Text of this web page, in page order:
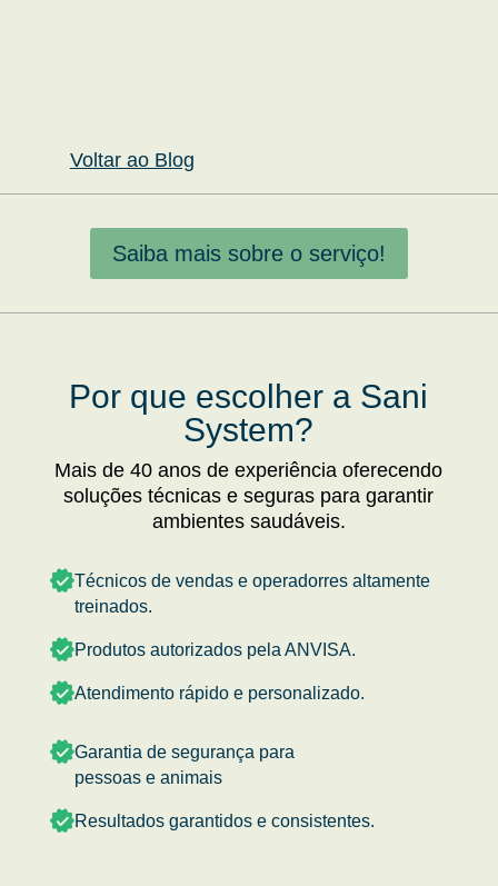
Voltar ao Blog
Saiba mais sobre o serviço!
Por que escolher a Sani
System?
Mais de 40 anos de experiência oferecendo
soluções técnicas e seguras para garantir
ambientes saudáveis.
Técnicos de vendas e operadorres altamente
treinados.
Produtos autorizados pela ANVISA.
Atendimento rápido e personalizado.
Garantia de segurança para
pessoas e animais
Resultados garantidos e consistentes.